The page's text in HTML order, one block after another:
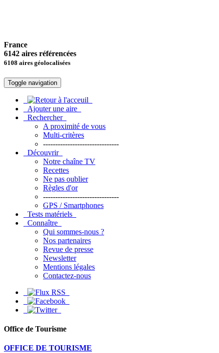
France
6142 aires référencées
6108 aires géolocalisées
Toggle navigation
Ajouter une aire
Rechercher
A proximité de vous
Multi-critères
-------------------------------
Découvrir
Notre chaîne TV
Recettes
Ne pas oublier
Règles d'or
-------------------------------
GPS / Smartphones
Tests matériels
Connaître
Qui sommes-nous ?
Nos partenaires
Revue de presse
Newsletter
Mentions légales
Contactez-nous
Office de Tourisme
OFFICE DE TOURISME